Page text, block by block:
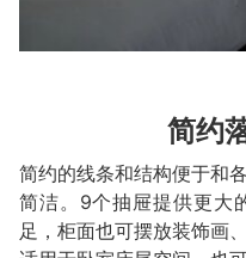
简约
简约的线条和结构便于和
简洁。9个抽屉提供更大
足，柜面也可摆放装饰画